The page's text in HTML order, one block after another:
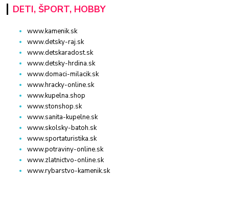
DETI, ŠPORT, HOBBY
www.kamenik.sk
www.detsky-raj.sk
www.detskaradost.sk
www.detsky-hrdina.sk
www.domaci-milacik.sk
www.hracky-online.sk
www.kupelna.shop
www.stonshop.sk
www.sanita-kupelne.sk
www.skolsky-batoh.sk
www.sportaturistika.sk
www.potraviny-online.sk
www.zlatnictvo-online.sk
www.rybarstvo-kamenik.sk